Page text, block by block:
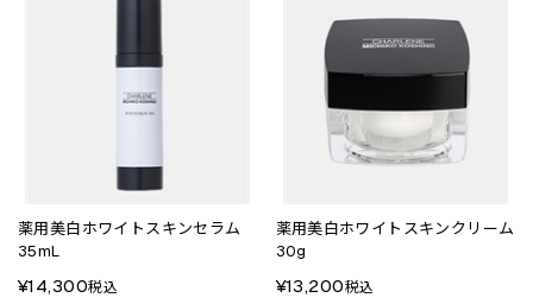
薬用美白ホワイトスキンセラム
35mL
¥14,300税込
薬用美白ホワイトスキンクリーム
30g
¥13,200税込